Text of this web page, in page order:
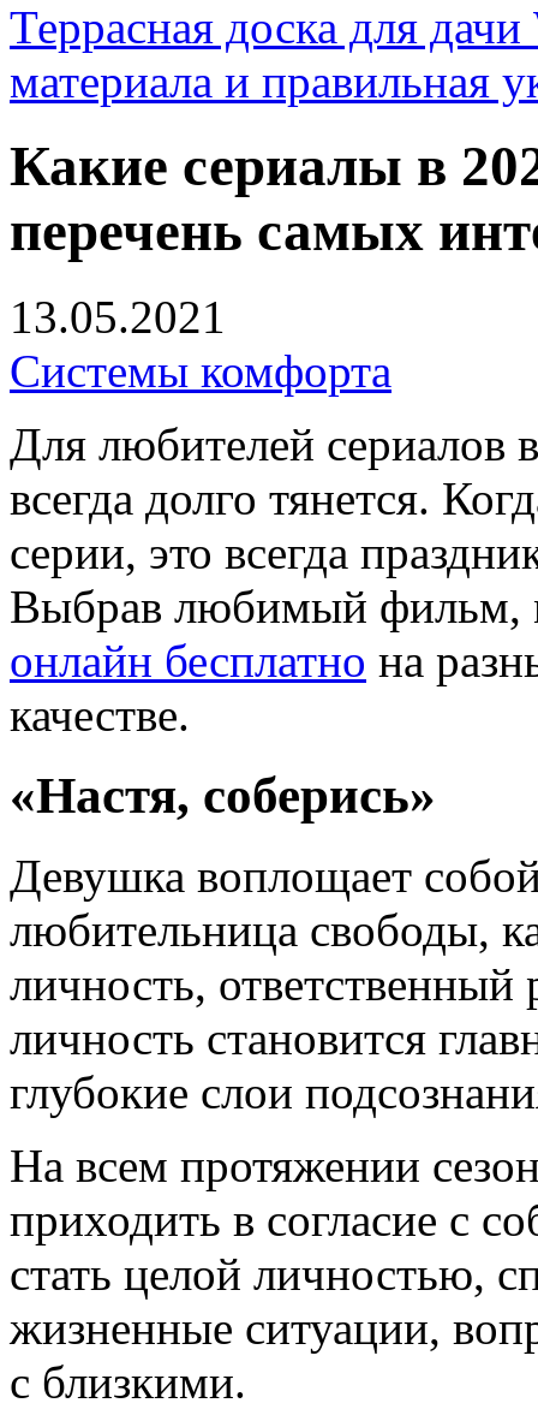
Террасная доска для
материала и правильная
Какие сериалы в
перечень самых
13.05.2021
Системы комфорта
Для любителей сериалов
всегда долго тянется.
серии, это всегда
Выбрав любимый
онлайн бесплатно на
качестве.
«Настя, соберись»
Девушка воплощает
любительница свободы,
личность, ответственный
личность становится
глубокие слои
На всем протяжении
приходить в согласие с
стать целой личностью,
жизненные ситуации,
с близкими.